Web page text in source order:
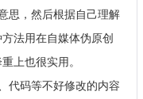
思，然后根据自己理解
法用在自媒体伪原创
上也很实用。
代码等不好修改的内容